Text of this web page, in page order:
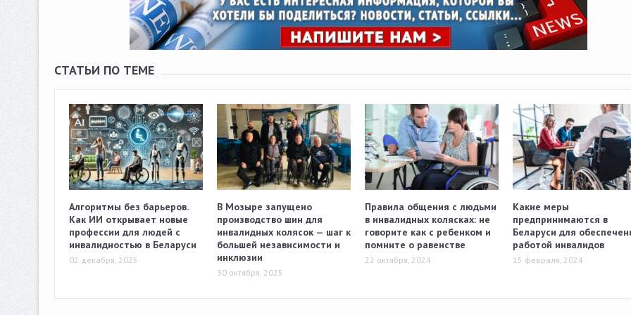
СТАТЬИ ПО ТЕМЕ
Алгоритмы без барьеров.
Как ИИ открывает новые
профессии для людей с
инвалидностью в Беларуси
02 декабря, 2025
В Мозыре запущено
производство шин для
инвалидных колясок — шаг к
большей независимости и
инклюзии
30 октября, 2025
Правила общения с людьми
в инвалидных колясках: не
говорите как с ребенком и
помните о равенстве
22 октября, 2024
Какие меры
предпринимаются в
Беларуси для
работой инвалидов
15 февраля, 2024